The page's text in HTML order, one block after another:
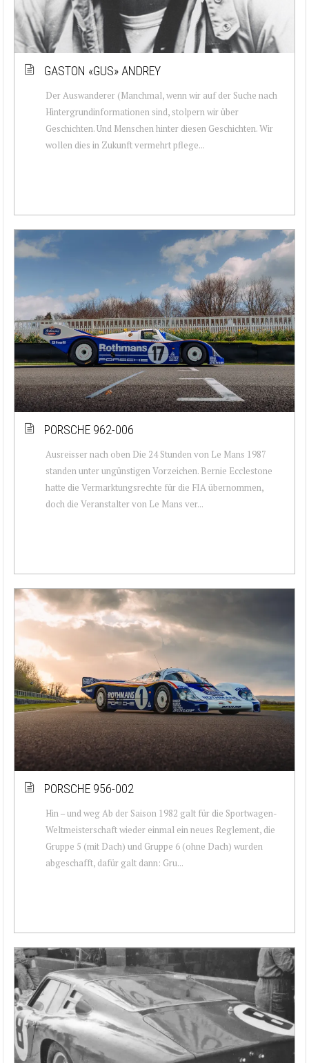
GASTON «GUS» ANDREY
Der Auswanderer (Manchmal, wenn wir auf der Suche nach
Hintergrundinformationen sind, stolpern wir über
Geschichten. Und Menschen hinter diesen Geschichten. Wir
wollen dies in Zukunft vermehrt pflege...
PORSCHE 962-006
Ausreisser nach oben Die 24 Stunden von Le Mans 1987
standen unter ungünstigen Vorzeichen. Bernie Ecclestone
hatte die Vermarktungsrechte für die FIA übernommen,
doch die Veranstalter von Le Mans ver...
PORSCHE 956-002
Hin – und weg Ab der Saison 1982 galt für die Sportwagen-
Weltmeisterschaft wieder einmal ein neues Reglement, die
Gruppe 5 (mit Dach) und Gruppe 6 (ohne Dach) wurden
abgeschafft, dafür galt dann: Gru...